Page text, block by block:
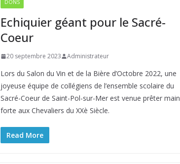
DONS
Echiquier géant pour le Sacré-
Coeur
20 septembre 2023 Administrateur
Lors du Salon du Vin et de la Bière d’Octobre 2022, une
joyeuse équipe de collégiens de l’ensemble scolaire du
Sacré-Coeur de Saint-Pol-sur-Mer est venue prêter main
forte aux Chevaliers du XXè Siècle.
Read More